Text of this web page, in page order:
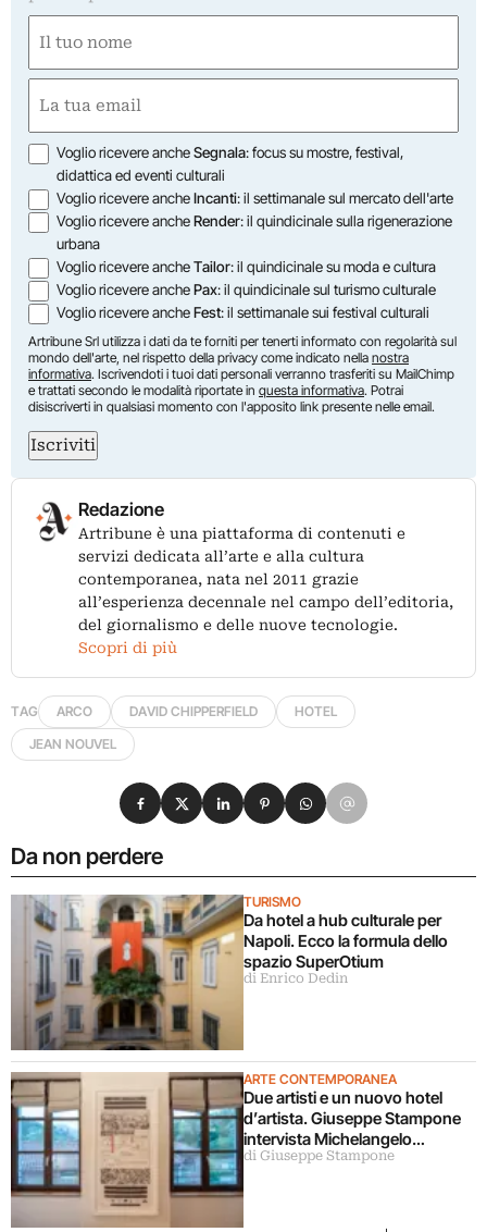
(Required)
(Required)
Opzioni
Voglio ricevere ancheSegnala: focus su mostre, festival,
didattica ed eventi culturali
Voglio ricevere ancheIncanti: il settimanale sul mercato dell'arte
Voglio ricevere ancheRender: il quindicinale sulla rigenerazione
urbana
Voglio ricevere ancheTailor: il quindicinale su moda e cultura
Voglio ricevere anchePax: il quindicinale sul turismo culturale
Voglio ricevere ancheFest: il settimanale sui festival culturali
Artribune Srl utilizza i dati da te forniti per tenerti informato con regolarità sul
mondo dell'arte, nel rispetto della privacy come indicato nella nostra
informativa. Iscrivendoti i tuoi dati personali verranno trasferiti su MailChimp
e trattati secondo le modalità riportate in questa informativa. Potrai
disiscriverti in qualsiasi momento con l'apposito link presente nelle email.
Iscriviti
Redazione
Artribune è una piattaforma di contenuti e
servizi dedicata all’arte e alla cultura
contemporanea, nata nel 2011 grazie
all’esperienza decennale nel campo dell’editoria,
del giornalismo e delle nuove tecnologie.
Scopri di più
TAG ARCO DAVID CHIPPERFIELD
HOTEL
JEAN NOUVEL
Da non perdere
TURISMO
Da hotel a hub culturale per
Napoli. Ecco la formula dello
spazio SuperOtium
di Enrico Dedin
ARTE CONTEMPORANEA
Due artisti e un nuovo hotel
d’artista. Giuseppe Stampone
intervista Michelangelo
Pistoletto
di Giuseppe Stampone
Condividi su Facebook
Condividi su X
Condividi su LinkedIn
Condividi su Pinterest
Condividi su WhatsApp
Condividi su Email